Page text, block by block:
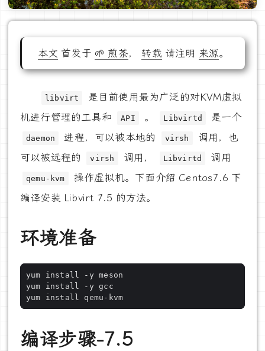
本文 首发于 🌱 煎茶，转载请注明 来源。
libvirt
是目前使用最为广泛的对KVM虚拟
机进行管理的工具和
API 。 Libvirtd 是一个
daemon 进程，可以被本地的 virsh
调用，也
可以被远程的
virsh 调用， Libvirtd 调用
qemu-kvm
操作虚拟机。下面介绍 Centos7.6 下
编译安装 Libvirt 7.5 的方法。
环境准备
编译步骤-7.5